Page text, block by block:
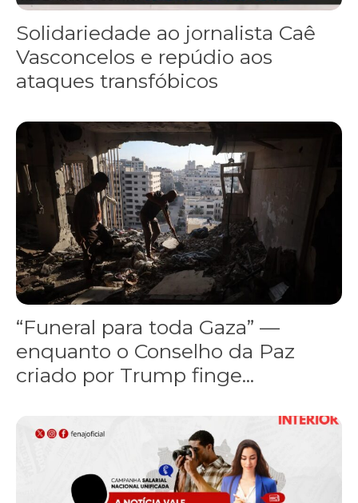
Solidariedade ao jornalista Caê
Vasconcelos e repúdio aos
ataques transfóbicos
“Funeral para toda Gaza” — enquanto o Conselho da Paz
“Funeral para toda Gaza” —
enquanto o Conselho da Paz
criado por Trump finge...
Assinada nova CCT de jornais e revistas do interior